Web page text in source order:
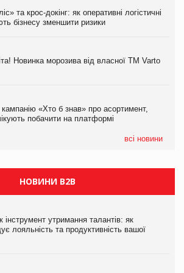
та крос-докінг: як оперативні логістичні
бізнесу зменшити ризики
Новинка морозива від власної ТМ Varto
«Хто б знав» про асортимент,
побачити на платформі
всі новини
«Хто б знав» про асортимент,
хвостатих: у VARUS з’явилися паучі
VARUS купує мережу магазинів
збиток у першому півріччі
на 9%
НОВИНИ B2B
інструмент утримання талантів: як
лояльність та продуктивність вашої